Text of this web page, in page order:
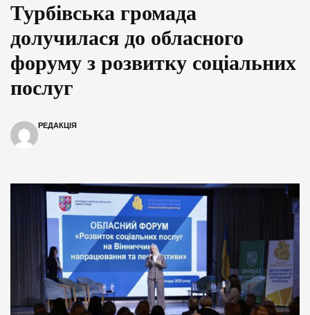
Турбівська громада
долучилася до обласного
форуму з розвитку соціальних
послуг
РЕДАКЦІЯ